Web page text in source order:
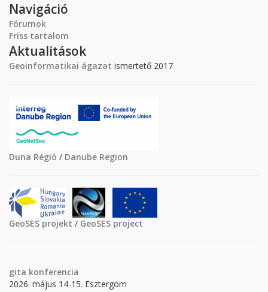
Navigáció
Fórumok
Friss tartalom
Aktualitások
Geoinformatikai ágazat ismertető 2017
Duna Régió / Danube Region
GeoSES projekt / GeoSES project
gita konferencia
2026. május 14-15. Esztergom